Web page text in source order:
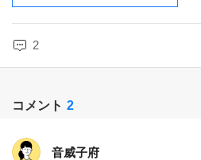
2
コメント 2
音威子府